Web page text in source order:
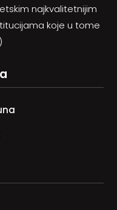
najkvalitetnijim
koje u tome